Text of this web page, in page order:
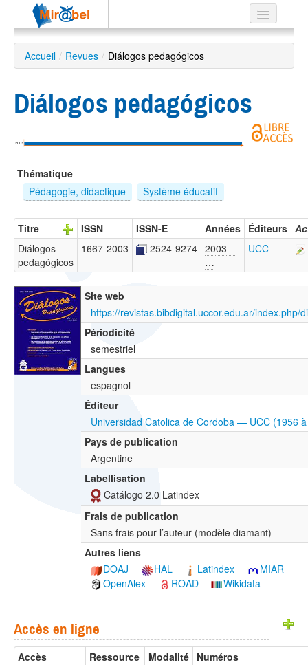
Le réseau
Soutien
Listes
Recherche
avancée
EN
ES
?
Accueil / Revues / Diálogos pedagógicos
Diálogos pedagógicos
2003
Thématique
Pédagogie, didactique
Système éducatif
Titre ISSN ISSN-E Années Éditeurs
Diálogos
pedagógicos
1667-2003 2524-9274 2003 –
…
UCC
Site web
https://revistas.bibdigital.uccor.edu.ar/index.php/
Périodicité
semestriel
Langues
espagnol
Éditeur
Universidad Catolica de Cordoba — UCC (1956
Pays de publication
Argentine
Labellisation
Catálogo 2.0 Latindex
Frais de publication
Sans frais pour l’auteur (modèle diamant)
Autres liens
DOAJ
HAL Latindex
MIAR
OpenAlex
ROAD Wikidata
Accès en ligne
Accès Ressource Modalité Numéros